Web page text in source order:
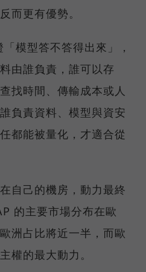
而更有優勢。
模型答不答得出來」，
由誰負責，誰可以存
找時間、傳輸成本或人
負責資料、模型與資安
都能被量化，才適合從
自己的機房，動力最終
的主要市場分布在歐
洲占比將近一半，而歐
權的最大動力。